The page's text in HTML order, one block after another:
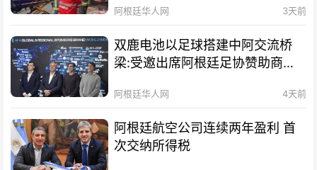
阿根廷华人网 3天前
双鹿电池以足球搭建中阿交流桥
梁:受邀出席阿根廷足协赞助商招
阿根廷华人网 4天前
阿根廷航空公司连续两年盈利 首
次交纳所得税